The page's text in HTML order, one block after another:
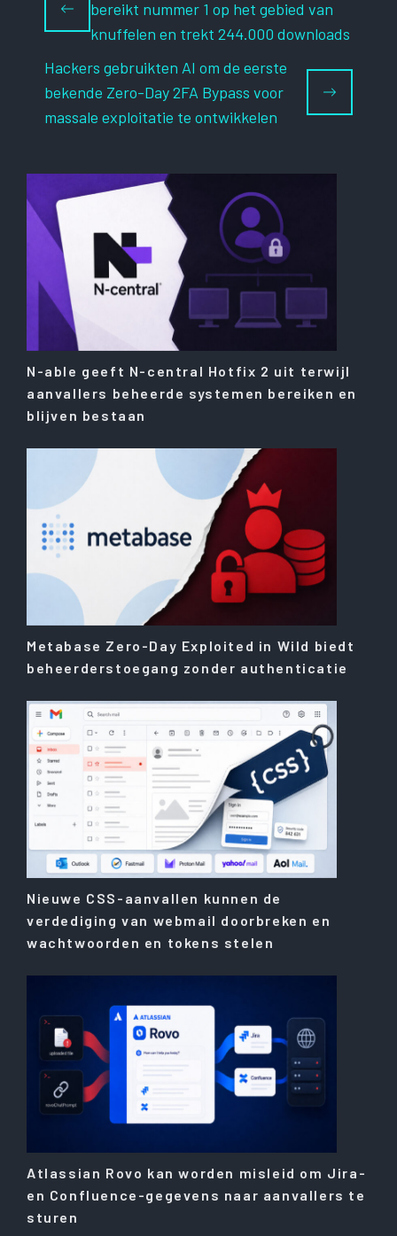
bereikt nummer 1 op het gebied van
knuffelen en trekt 244.000 downloads
Hackers gebruikten AI om de eerste
bekende Zero-Day 2FA Bypass voor
massale exploitatie te ontwikkelen
N-able geeft N-central Hotfix 2 uit terwijl
aanvallers beheerde systemen bereiken en
blijven bestaan
Metabase Zero-Day Exploited in Wild biedt
beheerderstoegang zonder authenticatie
Nieuwe CSS-aanvallen kunnen de
verdediging van webmail doorbreken en
wachtwoorden en tokens stelen
Atlassian Rovo kan worden misleid om Jira-
en Confluence-gegevens naar aanvallers te
sturen